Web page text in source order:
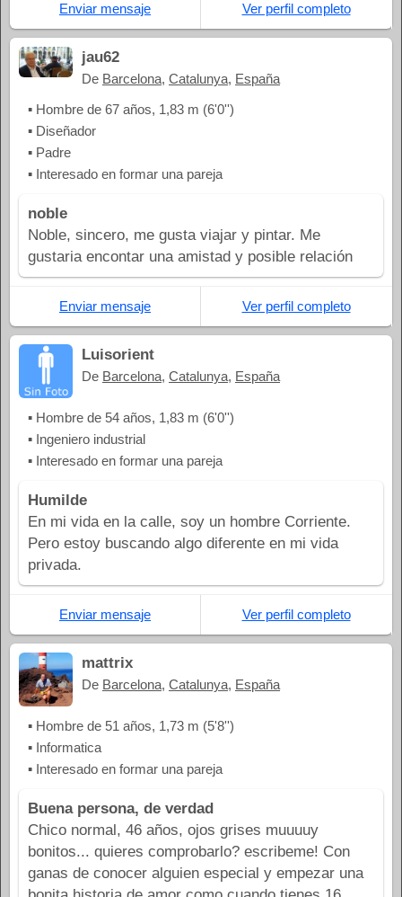
Enviar mensaje Ver perfil completo
jau62
De Barcelona, Catalunya, España
▪ Hombre de 67 años, 1,83 m (6'0'')
▪ Diseñador
▪ Padre
▪ Interesado en formar una pareja
noble
Noble, sincero, me gusta viajar y pintar. Me
gustaria encontar una amistad y posible relación
Enviar mensaje Ver perfil completo
Luisorient
De Barcelona, Catalunya, España
▪ Hombre de 54 años, 1,83 m (6'0'')
▪ Ingeniero industrial
▪ Interesado en formar una pareja
Humilde
En mi vida en la calle, soy un hombre Corriente.
Pero estoy buscando algo diferente en mi vida
privada.
Enviar mensaje Ver perfil completo
mattrix
De Barcelona, Catalunya, España
▪ Hombre de 51 años, 1,73 m (5'8'')
▪ Informatica
▪ Interesado en formar una pareja
Buena persona, de verdad
Chico normal, 46 años, ojos grises muuuuy
bonitos... quieres comprobarlo? escribeme! Con
ganas de conocer alguien especial y empezar una